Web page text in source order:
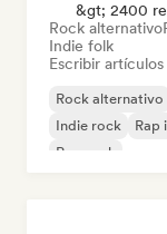
&gt; 2400
Rock alternativo
Indie folk
Escribir artículos
Rock alternativo
Indie rock
Rap
Pop rock